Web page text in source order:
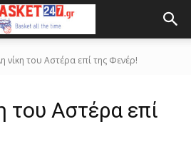
νίκη του Αστέρα επί της Φενέρ!
του Αστέρα επί